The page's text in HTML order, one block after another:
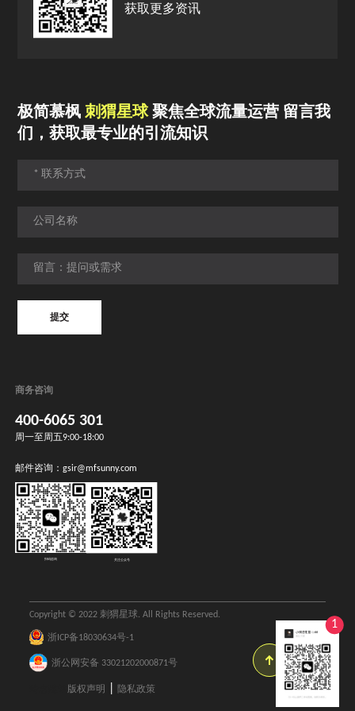
获取更多资讯
极简慕枫刺猬星球聚焦全球流量运营 留言我
们，获取最专业的引流知识
提交
商务咨询
400-6065 301
周一至周五9:00-18:00
邮件咨询：gsir@mfsunny.com
扫码咨询 关注公众号
Copyright © 2022 刺猬星球. All Rights Reserved.
浙ICP备18030634号-1
浙公网安备 33021202000871号
版权声明 隐私政策
返回顶
部
1